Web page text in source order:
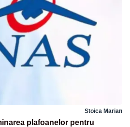
Stoica Marian
plafoanelor pentru